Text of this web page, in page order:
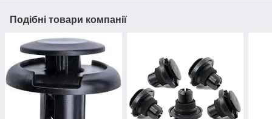
Подібні товари компанії